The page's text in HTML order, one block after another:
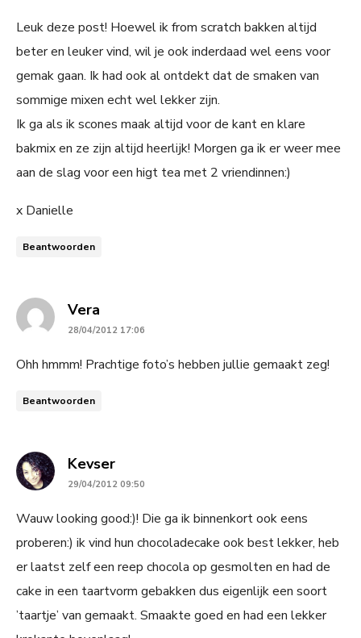
Leuk deze post! Hoewel ik from scratch bakken altijd
beter en leuker vind, wil je ook inderdaad wel eens voor
gemak gaan. Ik had ook al ontdekt dat de smaken van
sommige mixen echt wel lekker zijn.
Ik ga als ik scones maak altijd voor de kant en klare
bakmix en ze zijn altijd heerlijk! Morgen ga ik er weer mee
aan de slag voor een higt tea met 2 vriendinnen:)
x Danielle
Beantwoorden
Vera
28/04/2012 17:06
Ohh hmmm! Prachtige foto’s hebben jullie gemaakt zeg!
Beantwoorden
Kevsersays:
29/04/2012 09:50
Wauw looking good:)! Die ga ik binnenkort ook eens
proberen:) ik vind hun chocoladecake ook best lekker, heb
er laatst zelf een reep chocola op gesmolten en had de
cake in een taartvorm gebakken dus eigenlijk een soort
’taartje’ van gemaakt. Smaakte goed en had een lekker